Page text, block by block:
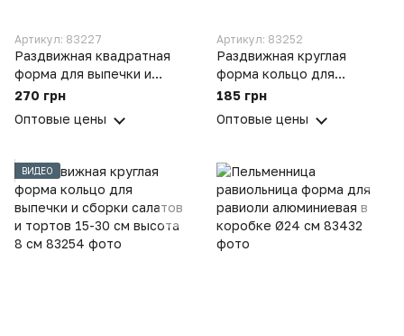
Артикул: 83227
Раздвижная квадратная
форма для выпечки и
сборки салатов и тортов
см
270 грн
Оптовые цены
Артикул: 83252
Раздвижная круглая
форма кольцо для
выпечки и сборки салатов
185 грн
Оптовые цены
ВИДЕО